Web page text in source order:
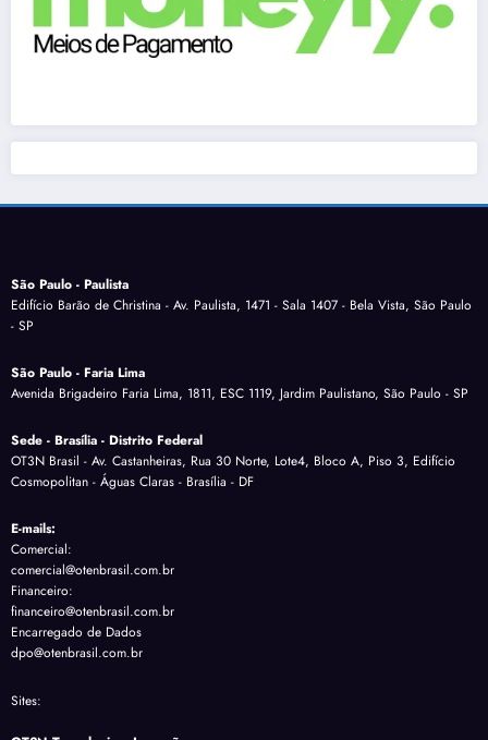
São Paulo - Paulista
Edifício Barão de Christina - Av. Paulista, 1471 - Sala 1407 - Bela Vista, São Paulo
- SP
São Paulo - Faria Lima
Avenida Brigadeiro Faria Lima, 1811, ESC 1119, Jardim Paulistano, São Paulo - SP
Sede - Brasília - Distrito Federal
OT3N Brasil - Av. Castanheiras, Rua 30 Norte, Lote4, Bloco A, Piso 3, Edifício
Cosmopolitan - Águas Claras - Brasília - DF
E-mails:
Comercial:
comercial@otenbrasil.com.br
Financeiro:
financeiro@otenbrasil.com.br
Encarregado de Dados
dpo@otenbrasil.com.br
Sites: